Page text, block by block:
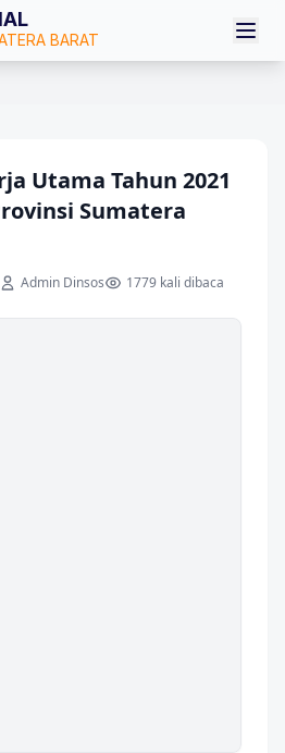
BARAT
Utama Tahun 2021
Sumatera
Admin Dinsos 1779 kali dibaca